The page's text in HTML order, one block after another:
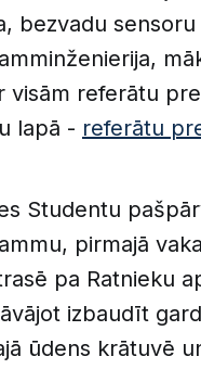
bezvadu
visām referātu
lapā - referātu
Studentu
pirmajā
pa Ratnieku
izbaudīt
ūdens krātuvē